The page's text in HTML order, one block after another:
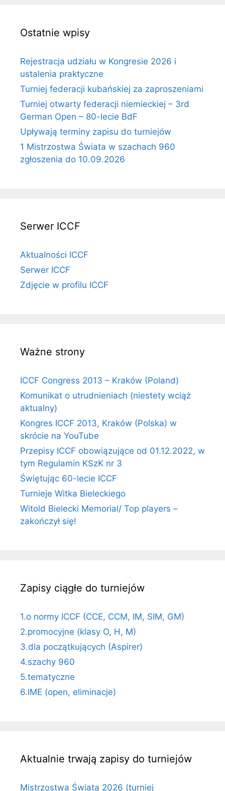
Ostatnie wpisy
Rejestracja udziału w Kongresie 2026 i
ustalenia praktyczne
Turniej federacji kubańskiej za zaproszeniami
Turniej otwarty federacji niemieckiej – 3rd
German Open – 80-lecie BdF
Upływają terminy zapisu do turniejów
1 Mistrzostwa Świata w szachach 960
zgłoszenia do 10.09.2026
Serwer ICCF
Aktualności ICCF
Serwer ICCF
Zdjęcie w profilu ICCF
Ważne strony
ICCF Congress 2013 – Kraków (Poland)
Komunikat o utrudnieniach (niestety wciąż
aktualny)
Kongres ICCF 2013, Kraków (Polska) w
skrócie na YouTube
Przepisy ICCF obowiązujące od 01.12.2022, w
tym Regulamin KSzK nr 3
Świętując 60-lecie ICCF
Turnieje Witka Bieleckiego
Witold Bielecki Memorial/ Top players –
zakończył się!
Zapisy ciągłe do turniejów
1.o normy ICCF (CCE, CCM, IM, SIM, GM)
2.promocyjne (klasy O, H, M)
3.dla początkujących (Aspirer)
4.szachy 960
5.tematyczne
6.IME (open, eliminacje)
Aktualnie trwają zapisy do turniejów
Mistrzostwa Świata 2026 (turniej